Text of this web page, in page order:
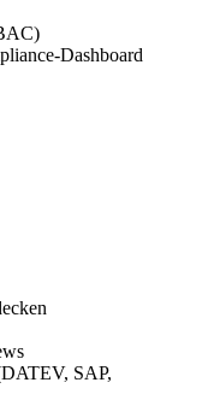
Dashboard
SAP,